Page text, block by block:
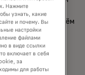
с TD Bank мы даём
их для
Нажмите
узнать, какие
и почему. Вы
настройки
файлами
в виде ссылки
включает в себя
за
для работы